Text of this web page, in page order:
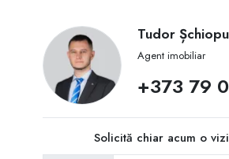
Tudor Șchiopu
Agent imobiliar
+373 79
Solicită chiar acum o